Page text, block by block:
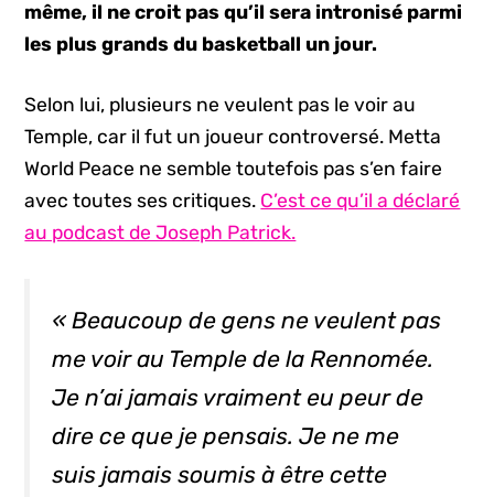
même, il ne croit pas qu’il sera intronisé parmi
les plus grands du basketball un jour.
Selon lui, plusieurs ne veulent pas le voir au
Temple, car il fut un joueur controversé. Metta
World Peace ne semble toutefois pas s’en faire
avec toutes ses critiques. C’est ce qu’il a déclaré
au podcast de Joseph Patrick.
« Beaucoup de gens ne veulent pas
me voir au Temple de la Rennomée.
Je n’ai jamais vraiment eu peur de
dire ce que je pensais. Je ne me
suis jamais soumis à être cette